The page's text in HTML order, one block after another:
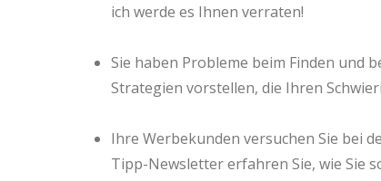
ich werde es Ihnen verraten!
Sie haben Probleme beim Finden und
Strategien vorstellen, die Ihren
Ihre Werbekunden versuchen Sie bei
Tipp-Newsletter erfahren Sie, wie Sie